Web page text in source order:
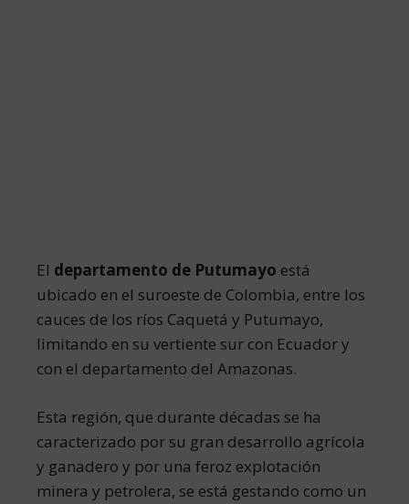
El departamento de Putumayo está
ubicado en el suroeste de Colombia, entre los
cauces de los ríos Caquetá y Putumayo,
limitando en su vertiente sur con Ecuador y
con el departamento del Amazonas.
Esta región, que durante décadas se ha
caracterizado por su gran desarrollo agrícola
y ganadero y por una feroz explotación
minera y petrolera, se está gestando como un